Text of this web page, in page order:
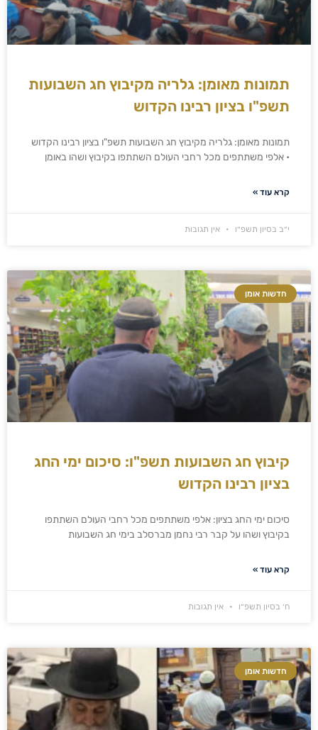
תמונות מאומן: גלריה מקיבוץ חג השבועות
תשפ"ו בציון רבינו הקדוש
תמונות מאומן: גלריה מקיבוץ חג השבועות תשפ"ו בציון רבינו הקדוש
• אלפי משתתפים מכל רחבי העולם השתתפו בקיבוץ ושהו באומן
קרא עוד »
י״ב בסיון תשפ״ו אין תגובות
חדשות אומן
קיבוץ חג השבועות תשפ"ו: סיכום ימי החג
בציון רבינו הקדוש
סיכום ימי החג בציון: אלפי משתתפים מכל רחבי העולם השתתפו
בקיבוץ ושהו על קבר רבי נחמן מברסלב בימי חג השבועות
קרא עוד »
ח׳ בסיון תשפ״ו אין תגובות
חדשות אומן